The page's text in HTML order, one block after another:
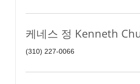
케네스 정 Kenneth
(310) 227-0066